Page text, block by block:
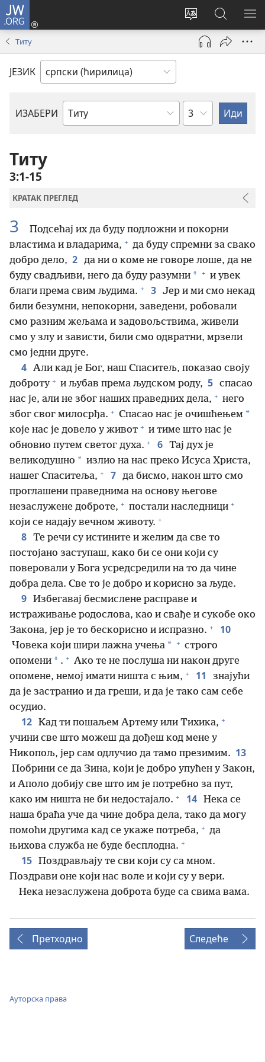
JW.ORG
Промени
језик
сајта
Пријава
(отвара
прозор)
Претрага
сајта
JW.ORG
Титу
ЈЕЗИК
ИЗАБЕРИ
Библијска
Поглавље
Титу
3:1-15
КРАТАК ПРЕГЛЕД
3
Подсећај их да буду подложни и покорни
властима и владарима, + да буду спремни за свако
добро дело, 2 да ни о коме не говоре лоше, да не
буду свадљиви, него да буду разумни * + и увек
благи према свим људима. + 3 Јер и ми смо некад
били безумни, непокорни, заведени, робовали
смо разним жељама и задовољствима, живели
смо у злу и зависти, били смо одвратни, мрзели
смо једни друге.
4 Али кад је Бог, наш Спаситељ, показао своју
доброту + и љубав према људском роду, 5 спасао
нас је, али не због наших праведних дела, + него
због свог милосрђа. + Спасао нас је очишћењем *
које нас је довело у живот + и тиме што нас је
обновио путем светог духа. + 6 Тај дух је
великодушно * излио на нас преко Исуса Христа,
нашег Спаситеља, + 7 да бисмо, након што смо
проглашени праведнима на основу његове
незаслужене доброте, + постали наследници +
који се надају вечном животу. +
8 Те речи су истините и желим да све то
постојано заступаш, како би се они који су
поверовали у Бога усредсредили на то да чине
добра дела. Све то је добро и корисно за људе.
9 Избегавај бесмислене расправе и
истраживање родослова, као и свађе и сукобе око
Закона, јер је то бескорисно и испразно. + 10
Човека који шири лажна учења * + строго
опомени * . + Ако те не послуша ни након друге
опомене, немој имати ништа с њим, + 11
знајући
да је застранио и да греши, и да је тако сам себе
осудио.
12 Кад ти пошаљем Артему или Тихика, +
учини све што можеш да дођеш код мене у
Никопољ, јер сам одлучио да тамо презимим. 13
Побрини се да Зина, који је добро упућен у Закон,
и Аполо добију све што им је потребно за пут,
како им ништа не би недостајало. + 14 Нека се
наша браћа уче да чине добра дела, тако да могу
помоћи другима кад се укаже потреба, + да
њихова служба не буде бесплодна. +
15 Поздрављају те сви који су са мном.
Поздрави оне који нас воле и који су у вери.
Нека незаслужена доброта буде са свима вама.
Претходно Следеће
Ауторска права